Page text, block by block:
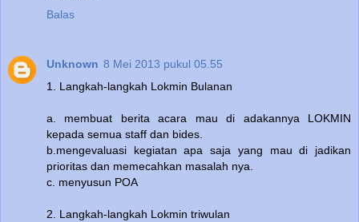
Balas
Unknown 8 Mei 2013 pukul 05.55
1. Langkah-langkah Lokmin Bulanan
a. membuat berita acara mau di adakannya LOKMIN
kepada semua staff dan bides.
b.mengevaluasi kegiatan apa saja yang mau di jadikan
prioritas dan memecahkan masalah nya.
c. menyusun POA
2. Langkah-langkah Lokmin triwulan